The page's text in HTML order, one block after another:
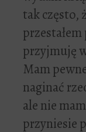
tak często,
przyjmuję
Mam
naginać
ale nie
przyniesie